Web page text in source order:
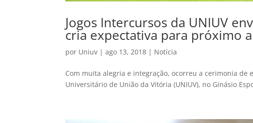
Jogos Intercursos da UNIUV
cria expectativa para próximo
por Uniuv |ago 13, 2018 | Notícia
Com muita alegria e integração, ocorreu a cerimonia
Universitário de União da Vitória (UNIUV), no Ginásio